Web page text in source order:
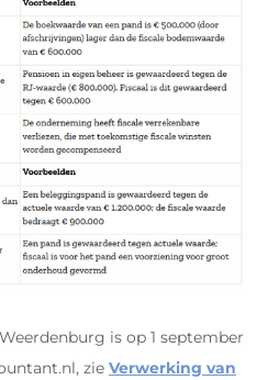
is op 1 september
zie Verwerking van